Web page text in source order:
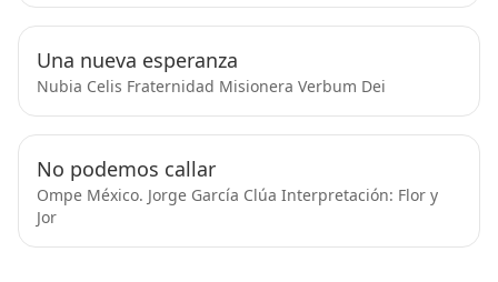
Una nueva esperanza
Nubia Celis Fraternidad Misionera Verbum Dei
No podemos callar
Ompe México. Jorge García Clúa Interpretación: Flor y
Jor